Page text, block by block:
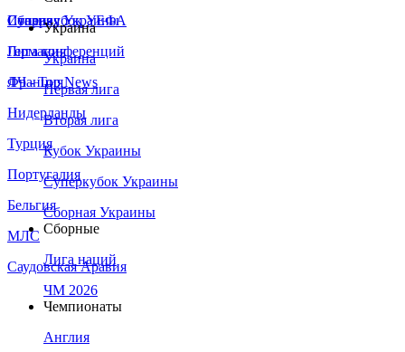
Сборная Украины
Италия
Германия
Франция
Нидерланды
Турция
Португалия
Бельгия
МЛС
Саудовская Аравия
Суперкубок УЕФА
Лига конференций
ЛЧ - Top News
Украина
Украина
Первая лига
Вторая лига
Кубок Украины
Суперкубок Украины
Сборная Украины
Сборные
Лига наций
ЧМ 2026
Чемпионаты
Англия